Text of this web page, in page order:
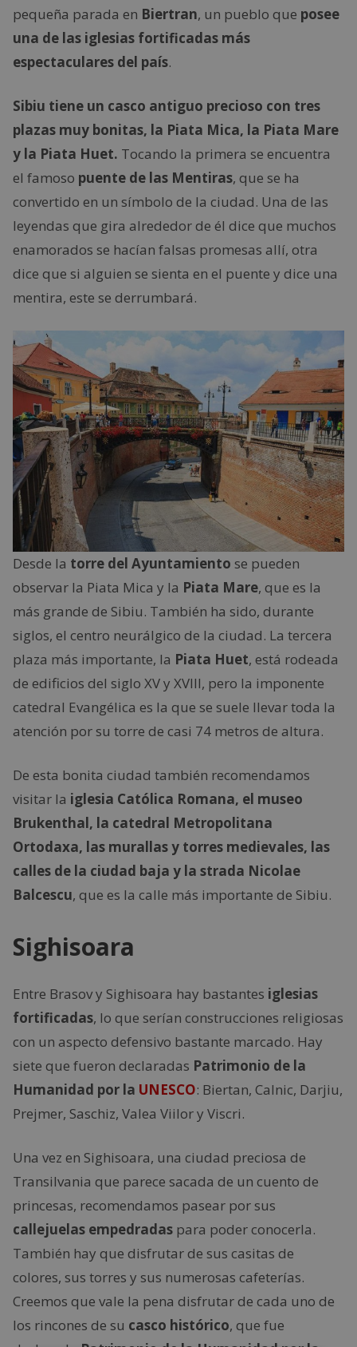
pequeña parada en Biertran, un pueblo que posee
una de las iglesias fortificadas más
espectaculares del país.
Sibiu tiene un casco antiguo precioso con tres
plazas muy bonitas, la Piata Mica, la Piata Mare
y la Piata Huet. Tocando la primera se encuentra
el famoso puente de las Mentiras, que se ha
convertido en un símbolo de la ciudad. Una de las
leyendas que gira alrededor de él dice que muchos
enamorados se hacían falsas promesas allí, otra
dice que si alguien se sienta en el puente y dice una
mentira, este se derrumbará.
Desde la torre del Ayuntamiento se pueden
observar la Piata Mica y la Piata Mare, que es la
más grande de Sibiu. También ha sido, durante
siglos, el centro neurálgico de la ciudad. La tercera
plaza más importante, la Piata Huet, está rodeada
de edificios del siglo XV y XVIII, pero la imponente
catedral Evangélica es la que se suele llevar toda la
atención por su torre de casi 74 metros de altura.
De esta bonita ciudad también recomendamos
visitar la iglesia Católica Romana, el museo
Brukenthal, la catedral Metropolitana
Ortodaxa, las murallas y torres medievales, las
calles de la ciudad baja y la strada Nicolae
Balcescu, que es la calle más importante de Sibiu.
Sighisoara
Entre Brasov y Sighisoara hay bastantes iglesias
fortificadas, lo que serían construcciones religiosas
con un aspecto defensivo bastante marcado. Hay
siete que fueron declaradas Patrimonio de la
Humanidad por la UNESCO: Biertan, Calnic, Darjiu,
Prejmer, Saschiz, Valea Viilor y Viscri.
Una vez en Sighisoara, una ciudad preciosa de
Transilvania que parece sacada de un cuento de
princesas, recomendamos pasear por sus
callejuelas empedradas para poder conocerla.
También hay que disfrutar de sus casitas de
colores, sus torres y sus numerosas cafeterías.
Creemos que vale la pena disfrutar de cada uno de
los rincones de su casco histórico, que fue